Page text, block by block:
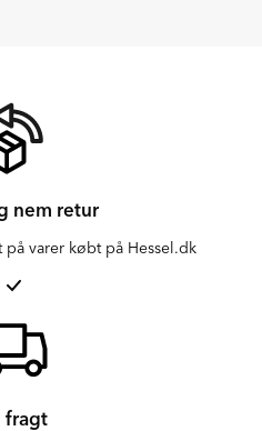
nem retur
varer købt på Hessel.dk
fragt